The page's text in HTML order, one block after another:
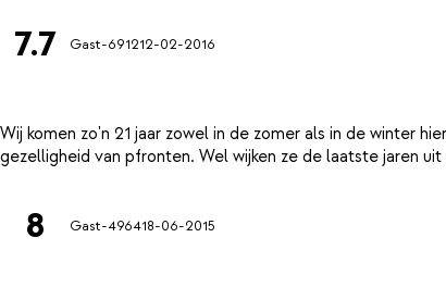
7.7 Gast-691212-02-2016
Wij komen zo'n 21 jaar zowel in de zomer als in de winter
8 Gast-496418-06-2015